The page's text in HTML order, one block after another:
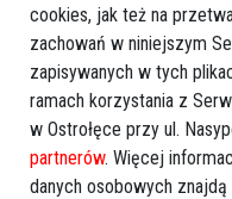
🕯Zapal świeczkę
cookies, jak też na
zachowań w niniejszym
zapisywanych w tych
ramach korzystania z
w Ostrołęce przy ul.
partnerów. Więcej
danych osobowych